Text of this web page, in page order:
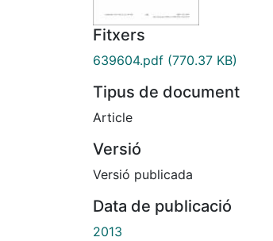
Fitxers
639604.pdf (770.37 KB)
Tipus de document
Article
Versió
Versió publicada
Data de publicació
2013